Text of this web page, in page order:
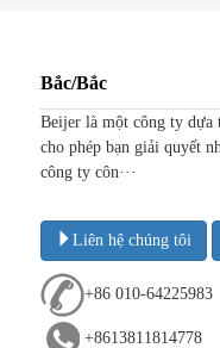
Bắc/Bắc
Beijer là một công ty dựa
cho phép bạn giải quyết
công ty côn···
Liên hệ chúng tôi
+86 010-64225983
+8613811814778